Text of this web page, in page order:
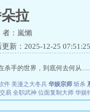
拉
：嵐懶
更新：2025-12-25 07:51:25
杀手的世界，到底何去何从
件 美漫之大冬兵 华娱宗师 斩杀
易 全职武神 位面复制大师 华娱